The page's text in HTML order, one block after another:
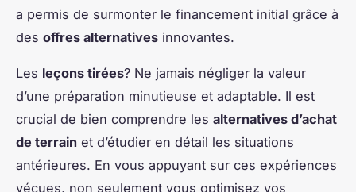
a permis de surmonter le financement initial grâce à
des offres alternatives innovantes.
Les leçons tirées? Ne jamais négliger la valeur
d’une préparation minutieuse et adaptable. Il est
crucial de bien comprendre les alternatives d’achat
de terrain et d’étudier en détail les situations
antérieures. En vous appuyant sur ces expériences
vécues, non seulement vous optimisez vos